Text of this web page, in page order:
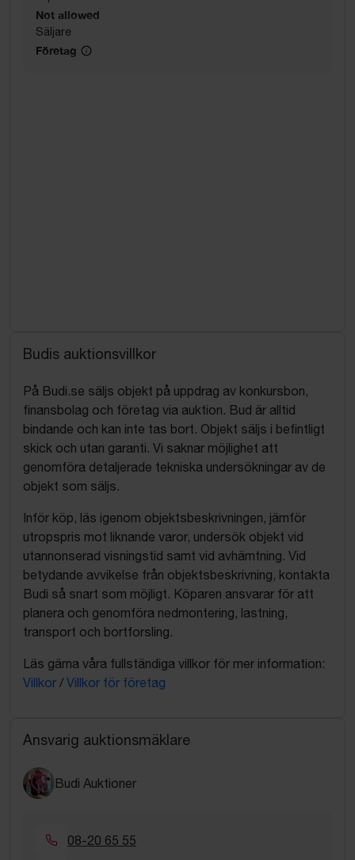
Not allowed
Säljare
Företag
Budis auktionsvillkor
På Budi.se säljs objekt på uppdrag av konkursbon,
finansbolag och företag via auktion. Bud är alltid
bindande och kan inte tas bort. Objekt säljs i befintligt
skick och utan garanti. Vi saknar möjlighet att
genomföra detaljerade tekniska undersökningar av de
objekt som säljs.
Inför köp, läs igenom objektsbeskrivningen, jämför
utropspris mot liknande varor, undersök objekt vid
utannonserad visningstid samt vid avhämtning. Vid
betydande avvikelse från objektsbeskrivning, kontakta
Budi så snart som möjligt. Köparen ansvarar för att
planera och genomföra nedmontering, lastning,
transport och bortforsling.
Läs gärna våra fullständiga villkor för mer information:
Villkor / Villkor för företag
Ansvarig auktionsmäklare
Budi Auktioner
08-20 65 55